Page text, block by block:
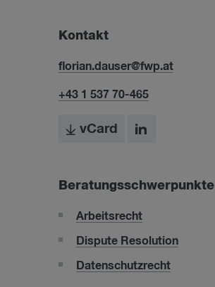
Kontakt
florian.dauser@fwp.at
+43 1 537 70-465
vCard
Beratungsschwerpunkte
Arbeitsrecht
Dispute Resolution
Datenschutzrecht